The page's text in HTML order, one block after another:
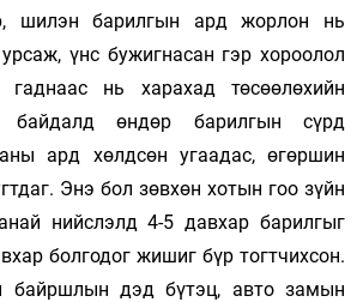
шилэн барилгын ард жорлон нь
үнс бужигнасан гэр хороолол
гаднаас нь харахад төсөөлөхийн
байдалд өндөр барилгын сүрд
ард хөлдсөн угаадас, өгөршин
Энэ бол зөвхөн хотын гоо зүйн
нийслэлд 4-5 давхар барилгыг
болгодог жишиг бүр тогтчихсон.
байршлын дэд бүтэц, авто замын